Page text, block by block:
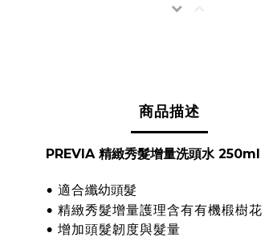
商品描述
PREVIA 精緻秀髮增量洗頭水 250ml
• 適合纖幼頭髮
• 精緻秀髮增量護理含有有機椴樹花
• 增加頭髮韌度與髮量